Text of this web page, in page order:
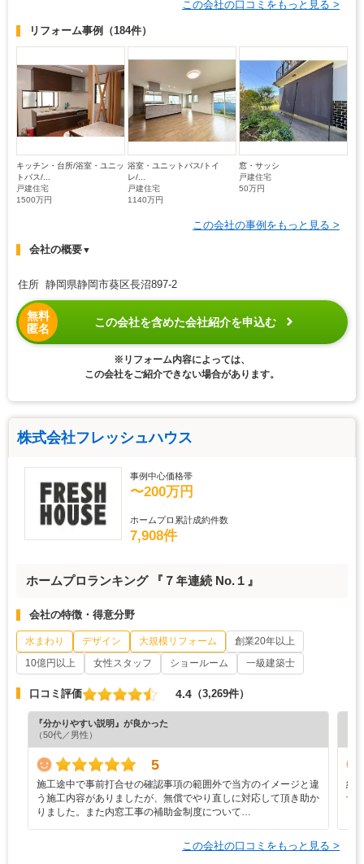
この会社の口コミをもっと見る >
リフォーム事例 （184件）
キッチン・台所/浴室・ユニッ
トバス/...
戸建住宅
1500万円
浴室・ユニットバス/トイ
レ/...
戸建住宅
1140万円
窓・サッシ
戸建住宅
50万円
この会社の事例をもっと見る >
会社の概要▼
住所 静岡県静岡市葵区長沼897-2
無料
匿名
この会社を含めた会社紹介を申込む
※リフォーム内容によっては、
この会社をご紹介できない場合があります。
株式会社フレッシュハウス
事例中心価格帯
〜200万円
ホームプロ累計成約件数
7,908件
ホームプロランキング 『７年連続 No.１』
会社の特徴・得意分野
水まわり デザイン 大規模リフォーム
創業20年以上
10億円以上
女性スタッフ ショールーム 一級建築士
口コミ評価 4.4 （3,269件）
『分かりやすい説明』が良かった
（50代／男性）
5
施工途中で事前打合せの確認事項の範囲外で当方のイメージと違
う施工内容がありましたが、無償でやり直しに対応して頂き助か
りました。また内窓工事の補助金制度について…
約4
予
この会社の口コミをもっと見る >